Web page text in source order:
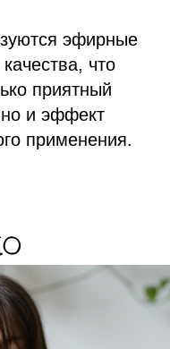
эфирные
что
приятный
и эффект
применения.